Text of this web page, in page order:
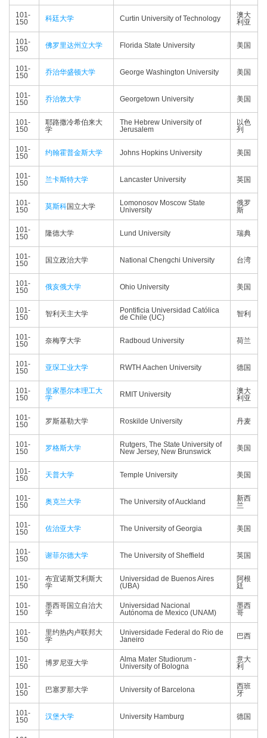
101-
150
科廷大学 Curtin University of Technology
澳大
利亚
101-
150
佛罗里达州立大学 Florida State University 美国
101-
150
乔治华盛顿大学 George Washington University 美国
101-
150
乔治敦大学 Georgetown University 美国
101-
150
耶路撒冷希伯来大
学
The Hebrew University of
Jerusalem
以色
列
101-
150
约翰霍普金斯大学 Johns Hopkins University 美国
101-
150
兰卡斯特大学 Lancaster University 英国
101-
150
莫斯科国立大学
Lomonosov Moscow State
University
俄罗
斯
101-
150
隆德大学 Lund University 瑞典
101-
150
国立政治大学 National Chengchi University 台湾
101-
150
俄亥俄大学 Ohio University 美国
101-
150
智利天主大学
Pontificia Universidad Católica
de Chile (UC)
智利
101-
150
奈梅亨大学 Radboud University 荷兰
101-
150
亚琛工业大学 RWTH Aachen University 德国
101-
150
皇家墨尔本理工大
学
RMIT University
澳大
利亚
101-
150
罗斯基勒大学 Roskilde University 丹麦
101-
150
罗格斯大学
Rutgers, The State University of
New Jersey, New Brunswick
美国
101-
150
天普大学 Temple University 美国
101-
150
奥克兰大学 The University of Auckland
新西
兰
101-
150
佐治亚大学 The University of Georgia 美国
101-
150
谢菲尔德大学 The University of Sheffield 英国
101-
150
布宜诺斯艾利斯大
学
Universidad de Buenos Aires
(UBA)
阿根
廷
101-
150
墨西哥国立自治大
学
Universidad Nacional
Autónoma de Mexico (UNAM)
墨西
哥
101-
150
里约热内卢联邦大
学
Universidade Federal do Rio de
Janeiro
巴西
101-
150
博罗尼亚大学
Alma Mater Studiorum -
University of Bologna
意大
利
101-
150
巴塞罗那大学 University of Barcelona
西班
牙
101-
150
汉堡大学 University Hamburg 德国